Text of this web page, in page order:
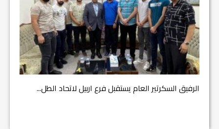
الرفيق السكرتير العام يستقبل فرع اربيل لاتحاد الطل...